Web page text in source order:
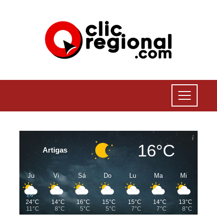
Artigas 16°C
Ju
24°C
11°C
Vi
14°C
8°C
Sá
16°C
5°C
Do
15°C
5°C
Lu
15°C
7°C
Ma
14°C
7°C
Mi
13°C
8°C